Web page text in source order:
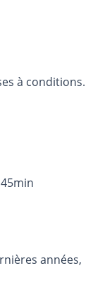
à conditions.
années,